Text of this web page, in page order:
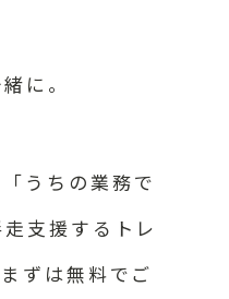
に。
うちの業務で
走支援するトレ
ずは無料でご